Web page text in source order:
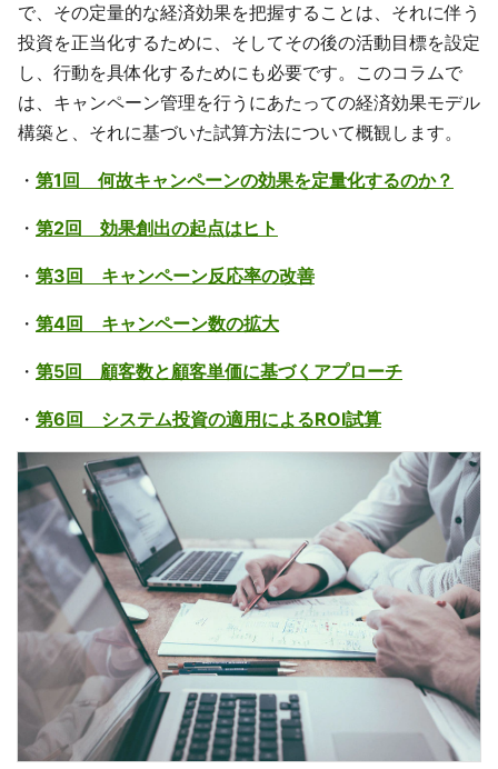
で、その定量的な経済効果を把握することは、それに伴う
投資を正当化するために、そしてその後の活動目標を設定
し、行動を具体化するためにも必要です。このコラムで
は、キャンペーン管理を行うにあたっての経済効果モデル
構築と、それに基づいた試算方法について概観します。
・ 第1回 何故キャンペーンの効果を定量化するのか？
・ 第2回 効果創出の起点はヒト
・ 第3回 キャンペーン反応率の改善
・ 第4回 キャンペーン数の拡大
・ 第5回 顧客数と顧客単価に基づくアプローチ
・ 第6回 システム投資の適用によるROI試算